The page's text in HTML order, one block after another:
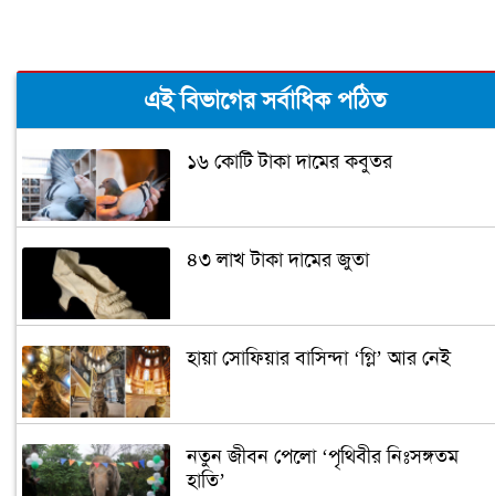
এই বিভাগের সর্বাধিক পঠিত
১৬ কোটি টাকা দামের কবুতর
৪৩ লাখ টাকা দামের জুতা
হায়া সোফিয়ার বাসিন্দা ‘গ্লি’ আর নেই
নতুন জীবন পেলো ‘পৃথিবীর নিঃসঙ্গতম
হাতি’